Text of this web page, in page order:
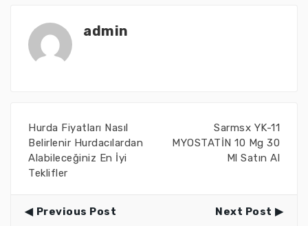
admin
Hurda Fiyatları Nasıl
Belirlenir Hurdacılardan
Alabileceğiniz En İyi
Teklifler
Sarmsx YK-11
MYOSTATİN 10 Mg 30
Ml Satın Al
Previous Post Next Post